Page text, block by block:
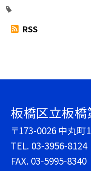
RSS
板橋区立板
〒173-0026 中丸町
TEL. 03-3956-8124
FAX. 03-5995-8340